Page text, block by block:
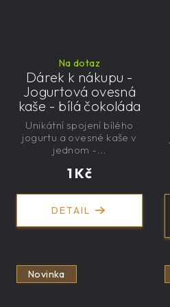
Na dotaz
Dárek k nákupu -
Jogurtová ovesná
kaše - bílá čokoláda
1 Kč
DETAIL
Unikátní spojení bílého
jogurtu a ovesné kaše v
jednom -...
Novinka